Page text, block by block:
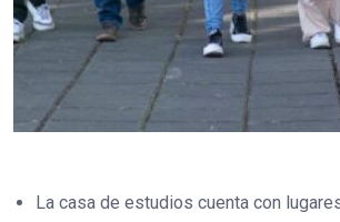
La casa de estudios cuenta con